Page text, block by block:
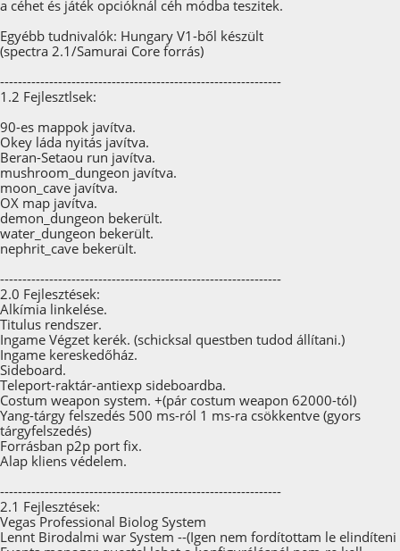
a céhet és játék opcióknál céh módba teszitek.
Egyébb tudnivalók: Hungary V1-ből készült
(spectra 2.1/Samurai Core forrás)
---------------------------------------------------------------
1.2 Fejlesztlsek:
90-es mappok javítva.
Okey láda nyitás javítva.
Beran-Setaou run javítva.
mushroom_dungeon javítva.
moon_cave javítva.
OX map javítva.
demon_dungeon bekerült.
water_dungeon bekerült.
nephrit_cave bekerült.
---------------------------------------------------------------
2.0 Fejlesztések:
Alkímia linkelése.
Titulus rendszer.
Ingame Végzet kerék. (schicksal questben tudod állítani.)
Ingame kereskedőház.
Sideboard.
Teleport-raktár-antiexp sideboardba.
Costum weapon system. +(pár costum weapon 62000-tól)
Yang-tárgy felszedés 500 ms-ról 1 ms-ra csökkentve (gyors
tárgyfelszedés)
Forrásban p2p port fix.
Alap kliens védelem.
---------------------------------------------------------------
2.1 Fejlesztések:
Vegas Professional Biolog System
Lennt Birodalmi war System --(Igen nem fordítottam le elindíteni